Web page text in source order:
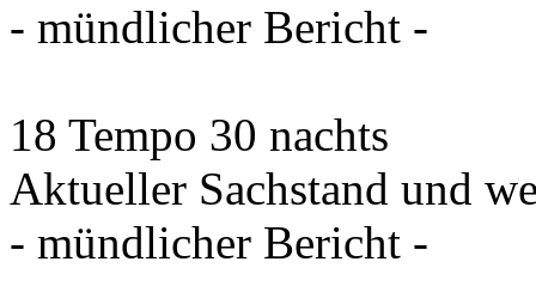
- mündlicher Bericht -
18 Tempo 30 nachts
Aktueller Sachstand und
- mündlicher Bericht -